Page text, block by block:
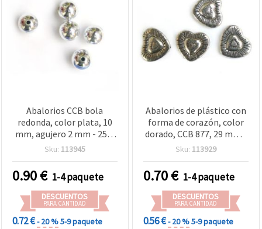
Abalorios CCB bola
redonda, color plata, 10
mm, agujero 2 mm - 25 g
(~45 piezas) para
Sku: 113945
0.90€ 1-4 paquete
DESCUENTOS
PARA CANTIDAD
0.72 €- 20 %5-9 paquete
Abalorios de plástico con
forma de corazón, color
dorado, CCB 877, 29 mm -
5 uds
Sku: 113929
0.70€ 1-4 paquete
DESCUENTOS
PARA CANTIDAD
0.56 €- 20 %5-9 paquete